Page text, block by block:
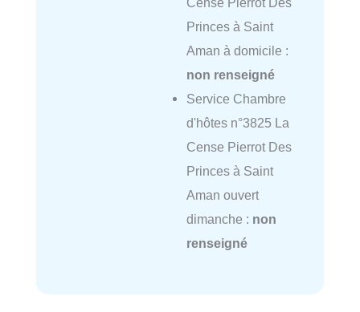
Princes à Saint
Aman à domicile :
non renseigné
Service Chambre
d'hôtes n°3825 La
Cense Pierrot Des
Princes à Saint
Aman ouvert
dimanche : non
renseigné